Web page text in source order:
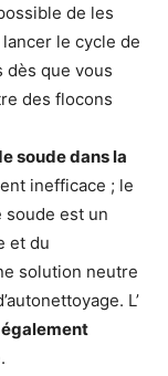
de les
le cycle de
dès que vous
des flocons
soude dans la
inefficace ; le
soude est un
et du
solution neutre
L’